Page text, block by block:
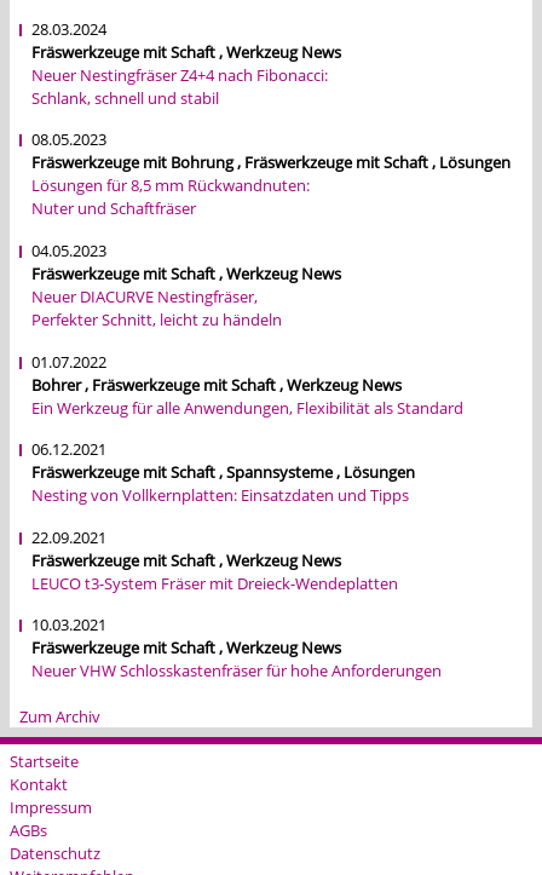
28.03.2024
Fräswerkzeuge mit Schaft , Werkzeug News
Neuer Nestingfräser Z4+4 nach Fibonacci:
Schlank, schnell und stabil
08.05.2023
Fräswerkzeuge mit Bohrung , Fräswerkzeuge mit Schaft , Lösungen
Lösungen für 8,5 mm Rückwandnuten:
Nuter und Schaftfräser
04.05.2023
Fräswerkzeuge mit Schaft , Werkzeug News
Neuer DIACURVE Nestingfräser,
Perfekter Schnitt, leicht zu händeln
01.07.2022
Bohrer , Fräswerkzeuge mit Schaft , Werkzeug News
Ein Werkzeug für alle Anwendungen, Flexibilität als Standard
06.12.2021
Fräswerkzeuge mit Schaft , Spannsysteme , Lösungen
Nesting von Vollkernplatten: Einsatzdaten und Tipps
22.09.2021
Fräswerkzeuge mit Schaft , Werkzeug News
LEUCO t3-System Fräser mit Dreieck-Wendeplatten
10.03.2021
Fräswerkzeuge mit Schaft , Werkzeug News
Neuer VHW Schlosskastenfräser für hohe Anforderungen
Zum Archiv
Startseite
Kontakt
Impressum
AGBs
Datenschutz